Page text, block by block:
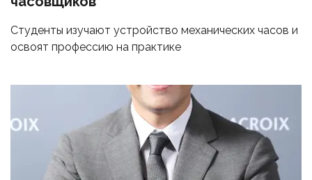
Студенты изучают устройство механических часов и
освоят профессию на практике